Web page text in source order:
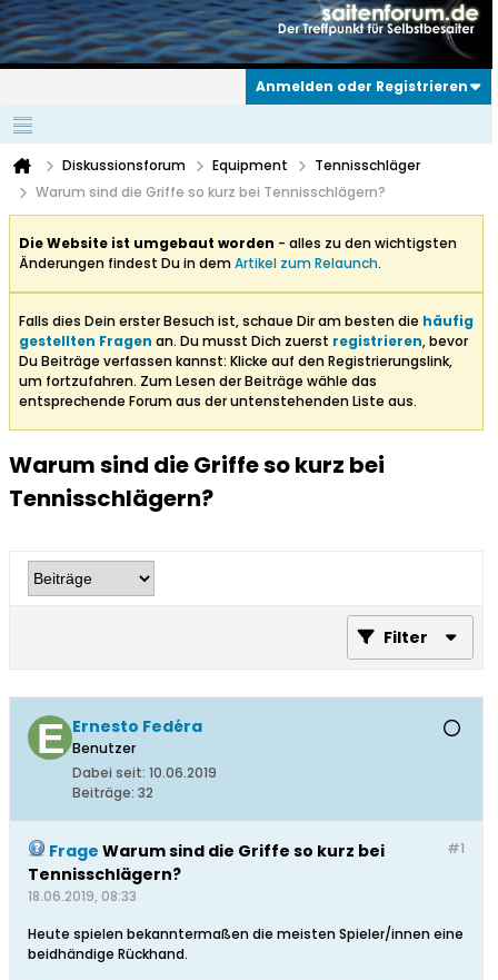
Anmelden oder Registrieren
Diskussionsforum Equipment
Tennisschläger
Warum sind die Griffe so kurz bei Tennisschlägern?
Die Website ist umgebaut worden - alles zu den wichtigsten
Änderungen findest Du in demArtikel zum Relaunch.
Falls dies Dein erster Besuch ist, schaue Dir am besten die häufig
gestellten Fragen an. Du musst Dich zuerst registrieren, bevor
Du Beiträge verfassen kannst: Klicke auf den Registrierungslink,
um fortzufahren. Zum Lesen der Beiträge wähle das
entsprechende Forum aus der untenstehenden Liste aus.
Warum sind die Griffe so kurz bei
Tennisschlägern?
Filter
Ernesto Fedéra
Benutzer
Dabei seit: 10.06.2019
Beiträge: 32
#1
Frage Warum sind die Griffe so kurz bei
Tennisschlägern?
18.06.2019, 08:33
Heute spielen bekanntermaßen die meisten Spieler/innen eine
beidhändige Rückhand.